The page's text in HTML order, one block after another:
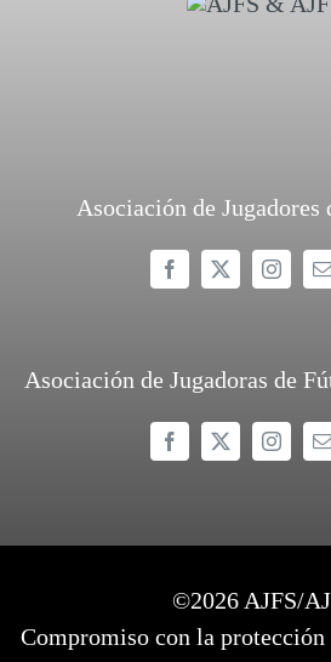
Asociación de Jugadores
Asociación de Jugadoras de
©2026 AJFS/
Compromiso con la protección